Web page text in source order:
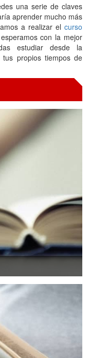
una serie de claves
aprender mucho más
a realizar el curso
con la mejor
estudiar desde la
propios tiempos de